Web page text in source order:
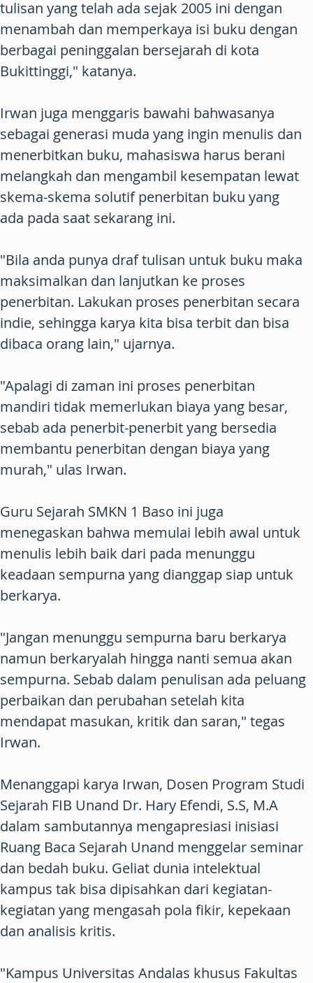
tulisan yang telah ada sejak 2005 ini dengan
menambah dan memperkaya isi buku dengan
berbagai peninggalan bersejarah di kota
Bukittinggi," katanya.
Irwan juga menggaris bawahi bahwasanya
sebagai generasi muda yang ingin menulis dan
menerbitkan buku, mahasiswa harus berani
melangkah dan mengambil kesempatan lewat
skema-skema solutif penerbitan buku yang
ada pada saat sekarang ini.
"Bila anda punya draf tulisan untuk buku maka
maksimalkan dan lanjutkan ke proses
penerbitan. Lakukan proses penerbitan secara
indie, sehingga karya kita bisa terbit dan bisa
dibaca orang lain," ujarnya.
"Apalagi di zaman ini proses penerbitan
mandiri tidak memerlukan biaya yang besar,
sebab ada penerbit-penerbit yang bersedia
membantu penerbitan dengan biaya yang
murah," ulas Irwan.
Guru Sejarah SMKN 1 Baso ini juga
menegaskan bahwa memulai lebih awal untuk
menulis lebih baik dari pada menunggu
keadaan sempurna yang dianggap siap untuk
berkarya.
"Jangan menunggu sempurna baru berkarya
namun berkaryalah hingga nanti semua akan
sempurna. Sebab dalam penulisan ada peluang
perbaikan dan perubahan setelah kita
mendapat masukan, kritik dan saran," tegas
Irwan.
Menanggapi karya Irwan, Dosen Program Studi
Sejarah FIB Unand Dr. Hary Efendi, S.S, M.A
dalam sambutannya mengapresiasi inisiasi
Ruang Baca Sejarah Unand menggelar seminar
dan bedah buku. Geliat dunia intelektual
kampus tak bisa dipisahkan dari kegiatan-
kegiatan yang mengasah pola fikir, kepekaan
dan analisis kritis.
"Kampus Universitas Andalas khusus Fakultas